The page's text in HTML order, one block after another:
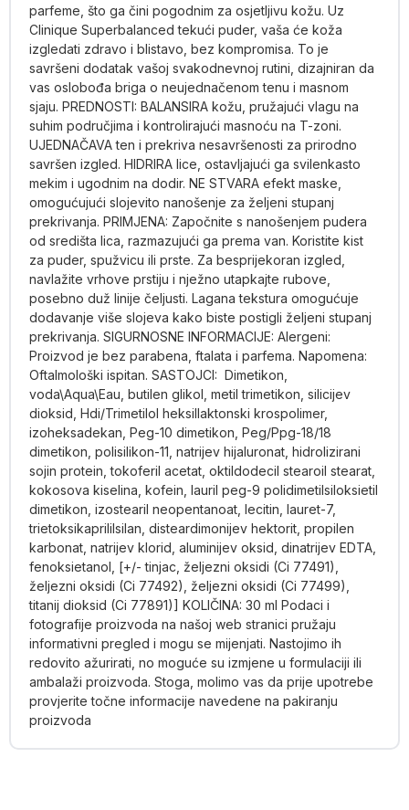
parfeme, što ga čini pogodnim za osjetljivu kožu. Uz
Clinique Superbalanced tekući puder, vaša će koža
izgledati zdravo i blistavo, bez kompromisa. To je
savršeni dodatak vašoj svakodnevnoj rutini, dizajniran da
vas oslobođa briga o neujednačenom tenu i masnom
sjaju. PREDNOSTI: BALANSIRA kožu, pružajući vlagu na
suhim područjima i kontrolirajući masnoću na T-zoni.
UJEDNAČAVA ten i prekriva nesavršenosti za prirodno
savršen izgled. HIDRIRA lice, ostavljajući ga svilenkasto
mekim i ugodnim na dodir. NE STVARA efekt maske,
omogućujući slojevito nanošenje za željeni stupanj
prekrivanja. PRIMJENA: Započnite s nanošenjem pudera
od središta lica, razmazujući ga prema van. Koristite kist
za puder, spužvicu ili prste. Za besprijekoran izgled,
navlažite vrhove prstiju i nježno utapkajte rubove,
posebno duž linije čeljusti. Lagana tekstura omogućuje
dodavanje više slojeva kako biste postigli željeni stupanj
prekrivanja. SIGURNOSNE INFORMACIJE: Alergeni:
Proizvod je bez parabena, ftalata i parfema. Napomena:
Oftalmološki ispitan. SASTOJCI: Dimetikon,
voda\Aqua\Eau, butilen glikol, metil trimetikon, silicijev
dioksid, Hdi/Trimetilol heksillaktonski krospolimer,
izoheksadekan, Peg-10 dimetikon, Peg/Ppg-18/18
dimetikon, polisilikon-11, natrijev hijaluronat, hidrolizirani
sojin protein, tokoferil acetat, oktildodecil stearoil stearat,
kokosova kiselina, kofein, lauril peg-9 polidimetilsiloksietil
dimetikon, izostearil neopentanoat, lecitin, lauret-7,
trietoksikaprililsilan, disteardimonijev hektorit, propilen
karbonat, natrijev klorid, aluminijev oksid, dinatrijev EDTA,
fenoksietanol, [+/- tinjac, željezni oksidi (Ci 77491),
željezni oksidi (Ci 77492), željezni oksidi (Ci 77499),
titanij dioksid (Ci 77891)] KOLIČINA: 30 ml Podaci i
fotografije proizvoda na našoj web stranici pružaju
informativni pregled i mogu se mijenjati. Nastojimo ih
redovito ažurirati, no moguće su izmjene u formulaciji ili
ambalaži proizvoda. Stoga, molimo vas da prije upotrebe
provjerite točne informacije navedene na pakiranju
proizvoda